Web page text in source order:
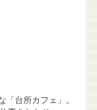
「台所カフェ」。